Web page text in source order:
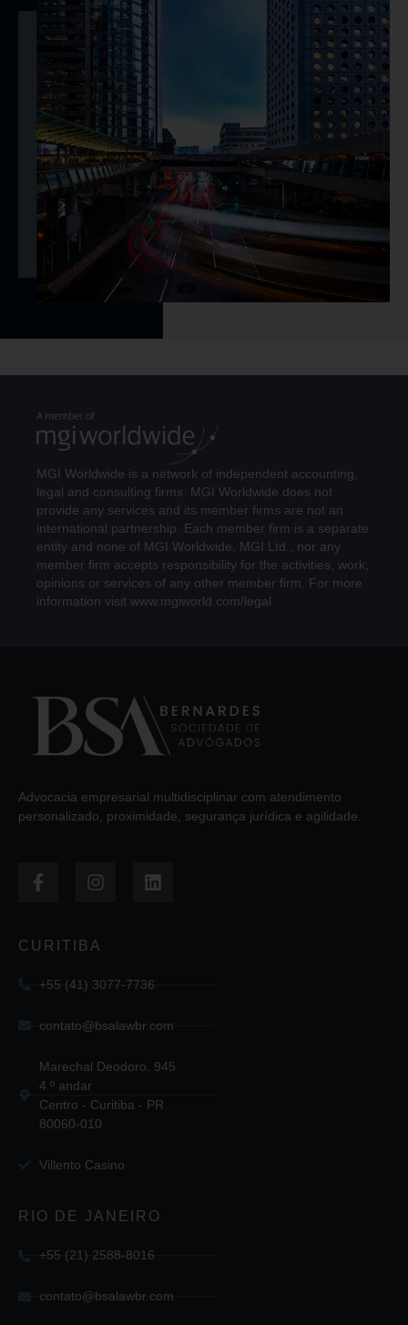
MGI Worldwide is a network of independent accounting,
legal and consulting firms. MGI Worldwide does not
provide any services and its member firms are not an
international partnership. Each member firm is a separate
entity and none of MGI Worldwide, MGI Ltd., nor any
member firm accepts responsibility for the activities, work,
opinions or services of any other member firm. For more
information visit www.mgiworld.com/legal
Advocacia empresarial multidisciplinar com atendimento
personalizado, proximidade, segurança jurídica e agilidade.
CURITIBA
+55 (41) 3077-7736
contato@bsalawbr.com
Marechal Deodoro, 945
4.º andar
Centro - Curitiba - PR
80060-010
Villento Casino
RIO DE JANEIRO
+55 (21) 2588-8016
contato@bsalawbr.com